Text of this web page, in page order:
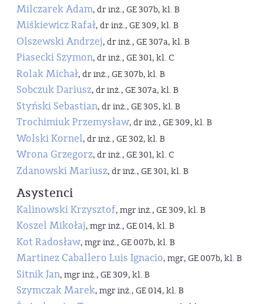
Milczarek Adam, dr inż., GE 307b, kl. B
Miśkiewicz Rafał, dr inż., GE 309, kl. B
Olszewski Andrzej, dr inż., GE 307a, kl. B
Piasecki Szymon, dr inż., GE 301, kl. C
Rolak Michał, dr inż., GE 307b, kl. B
Sobczuk Dariusz, dr inż., GE 307a, kl. B
Styński Sebastian, dr inż., GE 305, kl. B
Trochimiuk Przemysław, dr inż., GE 309, kl. B
Wolski Kornel, dr inż., GE 302, kl. B
Wrona Grzegorz, dr inż., GE 301, kl. C
Zdanowski Mariusz, dr inż., GE 301, kl. B
Asystenci
Kalinowski Krzysztof, mgr inż., GE 309, kl. B
Koszel Mikołaj, mgr inż., GE 014, kl. B
Kot Radosław, mgr inż., GE 007b, kl. B
Martinez Caballero Luis Ignacio, mgr, GE 007b, kl. B
Sitnik Jan, mgr inż., GE 309, kl. B
Szymczak Marek, mgr inż., GE 014, kl. B